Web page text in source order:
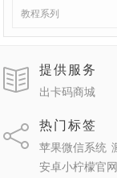
教程系列
提供服务
出卡码商城
热门标签
苹果微信系统
安卓小柠檬官网